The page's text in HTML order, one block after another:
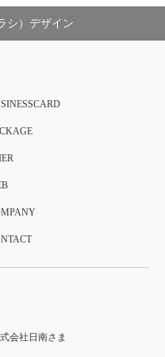
シ）デザイン
会社日南さま